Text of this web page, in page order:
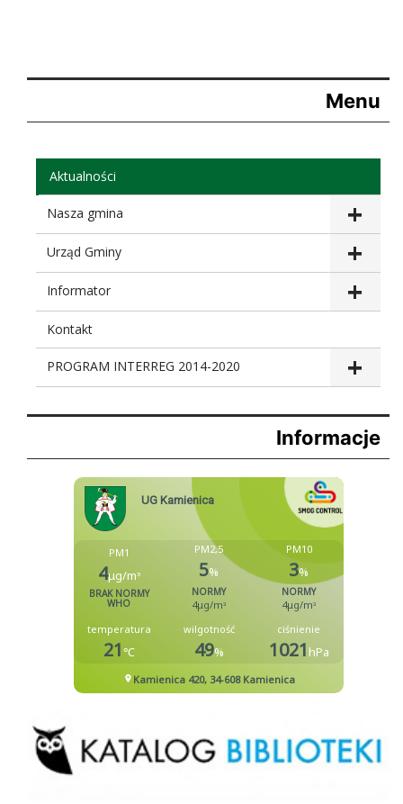
Menu
Aktualności
Nasza gmina
Urząd Gminy
Informator
Kontakt
PROGRAM INTERREG 2014-2020
Informacje